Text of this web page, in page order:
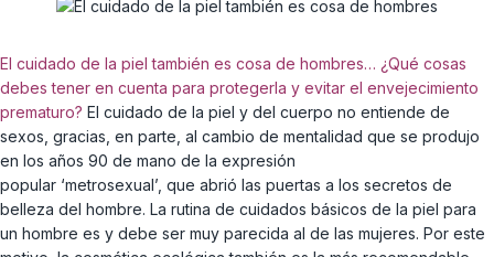
El cuidado de la piel también es cosa de hombres… ¿Qué cosas
debes tener en cuenta para protegerla y evitar el envejecimiento
prematuro? El cuidado de la piel y del cuerpo no entiende de
sexos, gracias, en parte, al cambio de mentalidad que se produjo
en los años 90 de mano de la expresión
popular ‘metrosexual’, que abrió las puertas a los secretos de
belleza del hombre. La rutina de cuidados básicos de la piel para
un hombre es y debe ser muy parecida al de las mujeres. Por este